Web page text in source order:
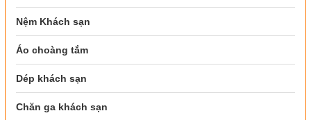
Nệm Khách sạn
Áo choàng tắm
Dép khách sạn
Chăn ga khách sạn